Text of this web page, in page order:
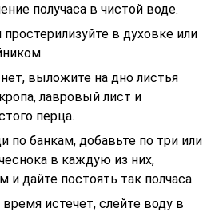
получаса в чистой воде.
в духовке или
выложите на дно листья
лавровый лист и
перца.
по банкам, добавьте по три или
в каждую из них,
и дайте постоять так полчаса.
время истечет, слейте воду в